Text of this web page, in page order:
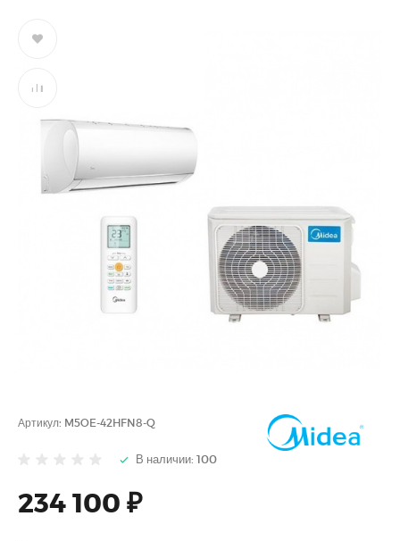
Артикул: M5OE-42HFN8-Q
В наличии: 100
234 100 ₽